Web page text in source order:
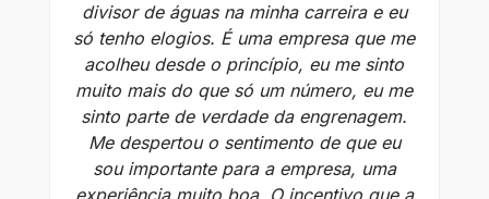
divisor de águas na minha carreira e eu
só tenho elogios. É uma empresa que me
acolheu desde o princípio, eu me sinto
muito mais do que só um número, eu me
sinto parte de verdade da engrenagem.
Me despertou o sentimento de que eu
sou importante para a empresa, uma